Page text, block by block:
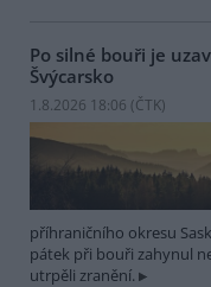
Po silné bouři je
Švýcarsko
1.8.2026 18:06 (ČTK)
příhraničního okresu
pátek při bouři zahynul
utrpěli zranění.